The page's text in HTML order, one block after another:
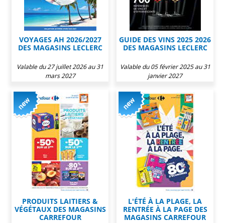
VOYAGES AH 2026/2027
DES MAGASINS LECLERC
Valable du 27 juillet 2026 au 31
mars 2027
GUIDE DES VINS 2025 2026
DES MAGASINS LECLERC
Valable du 05 février 2025 au 31
janvier 2027
PRODUITS LAITIERS &
VÉGÉTAUX DES MAGASINS
CARREFOUR
L'ÉTÉ À LA PLAGE, LA
RENTRÉE À LA PAGE DES
MAGASINS CARREFOUR